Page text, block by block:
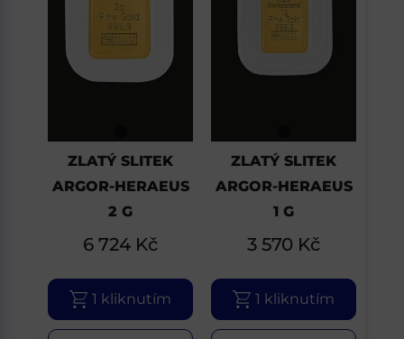
ZLATÝ SLITEK
ARGOR-HERAEUS
2 G
6 724 Kč
1 kliknutím
ZLATÝ SLITEK
ARGOR-HERAEUS
1 G
3 570 Kč
1 kliknutím